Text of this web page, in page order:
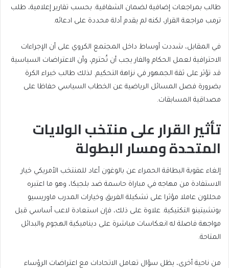
طالب بمراجعات إضافية لضمان الشفافية. بحسب تقارير إعلامية، طلب
ترمب مراجعة القرار، لكنه لم يقدم أدلة محددة على ادعائه.
في المقابل، شددت أوساط داخل المجتمع الكروي على أن الإجراءات
الاحترافية لعمل الحكام والفار يجب أن تُحترم، وأن الاعتراضات السياسية
قد تؤثر على ثقة الجمهور في نزاهة التحكيم. لذلك طالب خبراء الكرة
بضرورة فصل المسائل الرياضية عن الخطاب السياسي حفاظا على
مصداقية المسابقات.
تأثير القرار على منتخب الولايات
المتحدة ومسار البطولة
إلغاء عقوبة البطاقة الحمراء عن بالوغون أعاد للمنتخب الأمريكي خيار
الاستفادة من مهاجه في مباراة حاسمة ضد بلجيكا، وهو ما اعتبره
محللون عاملا مؤثرا على تشكيلة الفريق وخيارات المدرب ماوريسيو
بوتشيتينو التكتيكية. علاوة على ذلك، فإن استعادة لاعب أساسي قبل
مواجهة فاصلة له انعكاسات مباشرة على ديناميكية الهجوم والبدائل
المتاحة.
من ناحية أخرى، يظل سؤال تعامل الاتحادات مع اعتراضات الرؤساء